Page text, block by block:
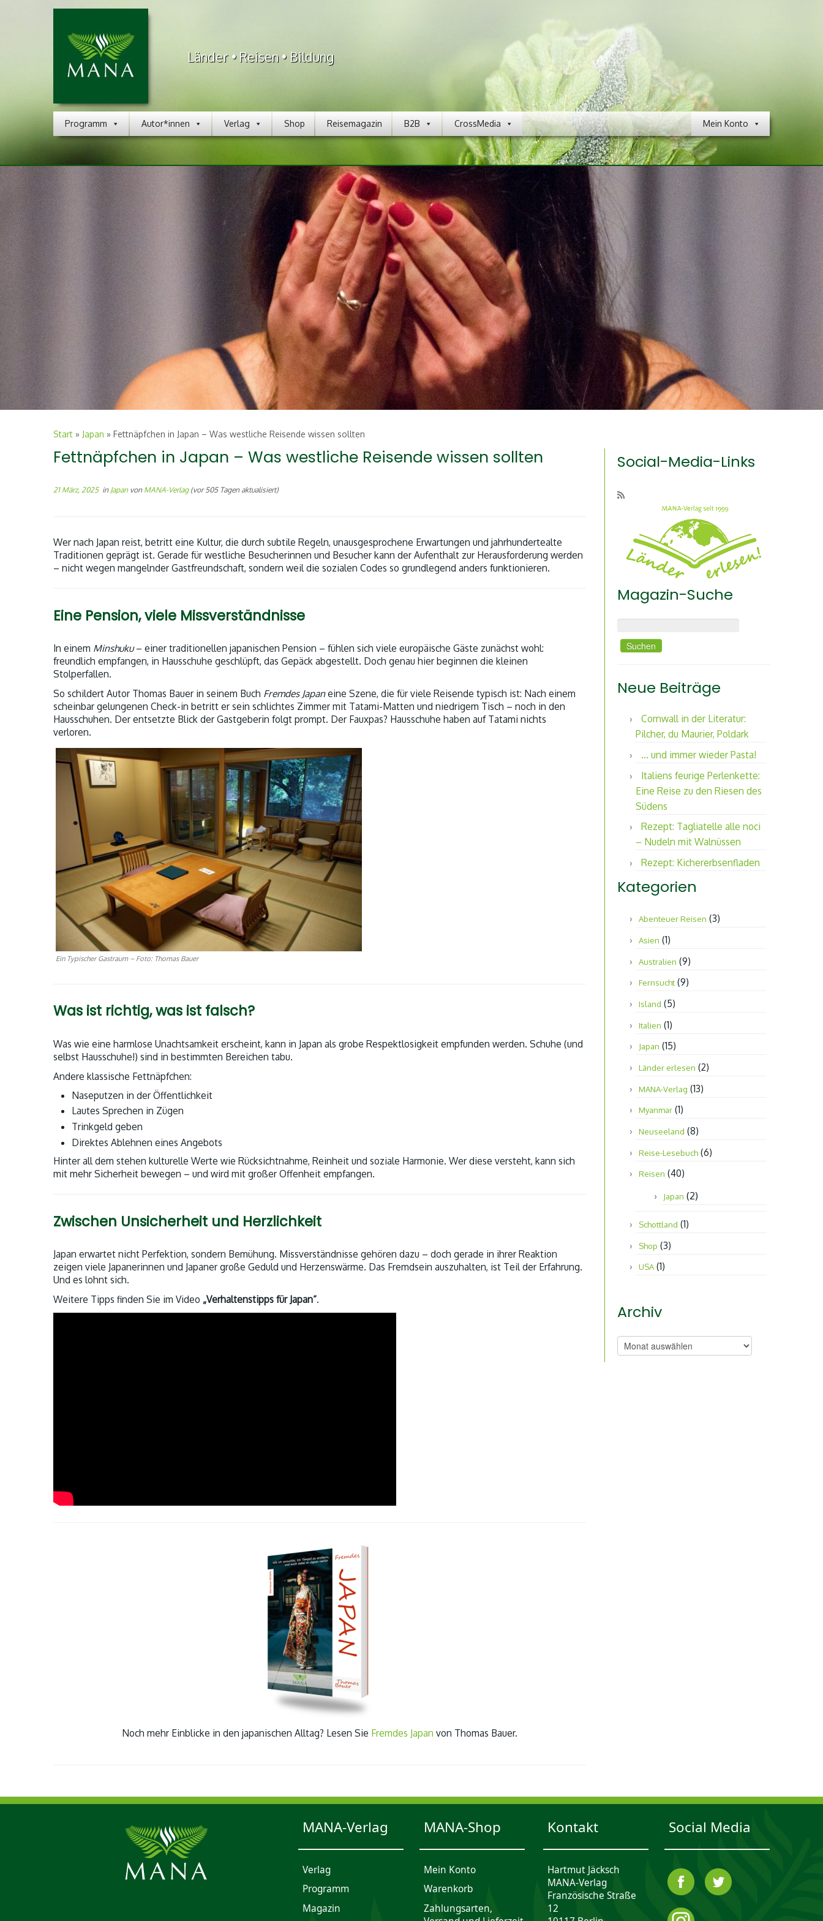
Länder • Reisen • Bildung
Programm Autor*innen Verlag Shop Reisemagazin B2B Mein Konto
CrossMedia
Start » Japan » Fettnäpfchen in Japan – Was westliche Reisende wissen sollten
Fettnäpfchen in Japan – Was westliche Reisende wissen sollten
21 März, 2025in Japan von MANA-Verlag(vor 505 Tagen aktualisiert)
Wer nach Japan reist, betritt eine Kultur, die durch subtile Regeln, unausgesprochene Erwartungen und jahrhundertealte
Traditionen geprägt ist. Gerade für westliche Besucherinnen und Besucher kann der Aufenthalt zur Herausforderung werden
– nicht wegen mangelnder Gastfreundschaft, sondern weil die sozialen Codes so grundlegend anders funktionieren.
Eine Pension, viele Missverständnisse
In einem Minshuku– einer traditionellen japanischen Pension – fühlen sich viele europäische Gäste zunächst wohl:
freundlich empfangen, in Hausschuhe geschlüpft, das Gepäck abgestellt. Doch genau hier beginnen die kleinen
Stolperfallen.
So schildert Autor Thomas Bauer in seinem Buch Fremdes Japaneine Szene, die für viele Reisende typisch ist: Nach einem
scheinbar gelungenen Check-in betritt er sein schlichtes Zimmer mit Tatami-Matten und niedrigem Tisch – noch in den
Hausschuhen. Der entsetzte Blick der Gastgeberin folgt prompt. Der Fauxpas? Hausschuhe haben auf Tatami nichts
verloren.
Ein Typischer Gastraum – Foto: Thomas Bauer
Was ist richtig, was ist falsch?
Was wie eine harmlose Unachtsamkeit erscheint, kann in Japan als grobe Respektlosigkeit empfunden werden. Schuhe (und
selbst Hausschuhe!) sind in bestimmten Bereichen tabu.
Andere klassische Fettnäpfchen:
Naseputzen in der Öffentlichkeit
Lautes Sprechen in Zügen
Trinkgeld geben
Direktes Ablehnen eines Angebots
Hinter all dem stehen kulturelle Werte wie Rücksichtnahme, Reinheit und soziale Harmonie. Wer diese versteht, kann sich
mit mehr Sicherheit bewegen – und wird mit großer Offenheit empfangen.
Zwischen Unsicherheit und Herzlichkeit
Japan erwartet nicht Perfektion, sondern Bemühung. Missverständnisse gehören dazu – doch gerade in ihrer Reaktion
zeigen viele Japanerinnen und Japaner große Geduld und Herzenswärme. Das Fremdsein auszuhalten, ist Teil der Erfahrung.
Und es lohnt sich.
Weitere Tipps finden Sie im Video „Verhaltenstipps für Japan“.
Noch mehr Einblicke in den japanischen Alltag? Lesen Sie Fremdes Japan von Thomas Bauer.
Social-Media-Links
Magazin-Suche
Suchen nach:
Neue Beiträge
Cornwall in der Literatur:
Pilcher, du Maurier, Poldark
… und immer wieder Pasta!
Italiens feurige Perlenkette:
Eine Reise zu den Riesen des
Südens
Rezept: Tagliatelle alle noci
– Nudeln mit Walnüssen
Rezept: Kichererbsenfladen
Kategorien
Abenteuer Reisen (3)
Asien (1)
Australien (9)
Fernsucht (9)
Island (5)
Italien (1)
Japan (15)
Länder erlesen (2)
MANA-Verlag (13)
Myanmar (1)
Neuseeland (8)
Reise-Lesebuch (6)
Reisen (40)
Japan (2)
Schottland (1)
Shop (3)
USA (1)
Archiv
Archiv
MANA-Verlag
Verlag
Programm
Magazin
MANA-Shop
Mein Konto
Waren­korb
Zahlungsarten,
Kontakt
Hartmut Jäcksch
MANA-Verlag
Französische Straße
12
Social Media